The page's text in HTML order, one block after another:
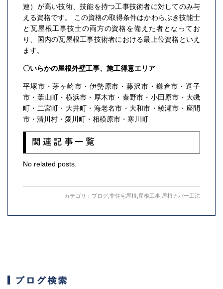
連）が高い技術、技能を持つ工事技術者に対してのみ与
える資格です。 この資格の取得条件はかわらぶき技能士
と瓦屋根工事技士の両方の資格を備えた者となってお
り、国内の瓦屋根工事技術者における最上位資格といえ
ます。
〇いらかの屋根外壁工事、施工得意エリア
平塚市・茅ヶ崎市・伊勢原市・藤沢市・鎌倉市・逗子
市・葉山町・横浜市・厚木市・秦野市・小田原市・大磯
町・二宮町・大井町・海老名市・大和市・綾瀬市・座間
市・清川村・愛川町・相模原市・寒川町
関連記事一覧
No related posts.
カテゴリ： ブログ 非住宅屋根 屋根工事 屋根カバー工法
ブログ検索